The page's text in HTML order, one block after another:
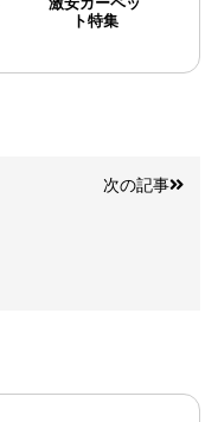
ト特集
次の記事